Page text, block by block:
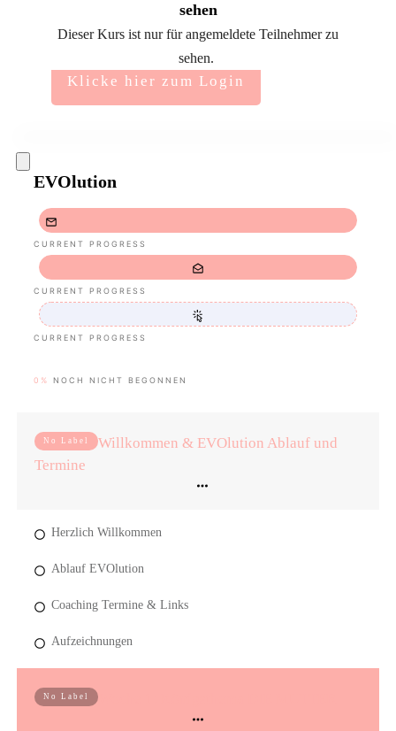
sehen
Dieser Kurs ist nur für angemeldete Teilnehmer zu
sehen.
Klicke hier zum Login
EVOlution
CURRENT PROGRESS
CURRENT PROGRESS
CURRENT PROGRESS
0% NOCH NICHT BEGONNEN
No Label
Willkommen & EVOlution Ablauf und
Termine
Herzlich Willkommen
Ablauf EVOlution
Coaching Termine & Links
Aufzeichnungen
No Label